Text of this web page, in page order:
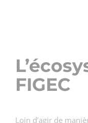
FIGEC
Loin d’agir de